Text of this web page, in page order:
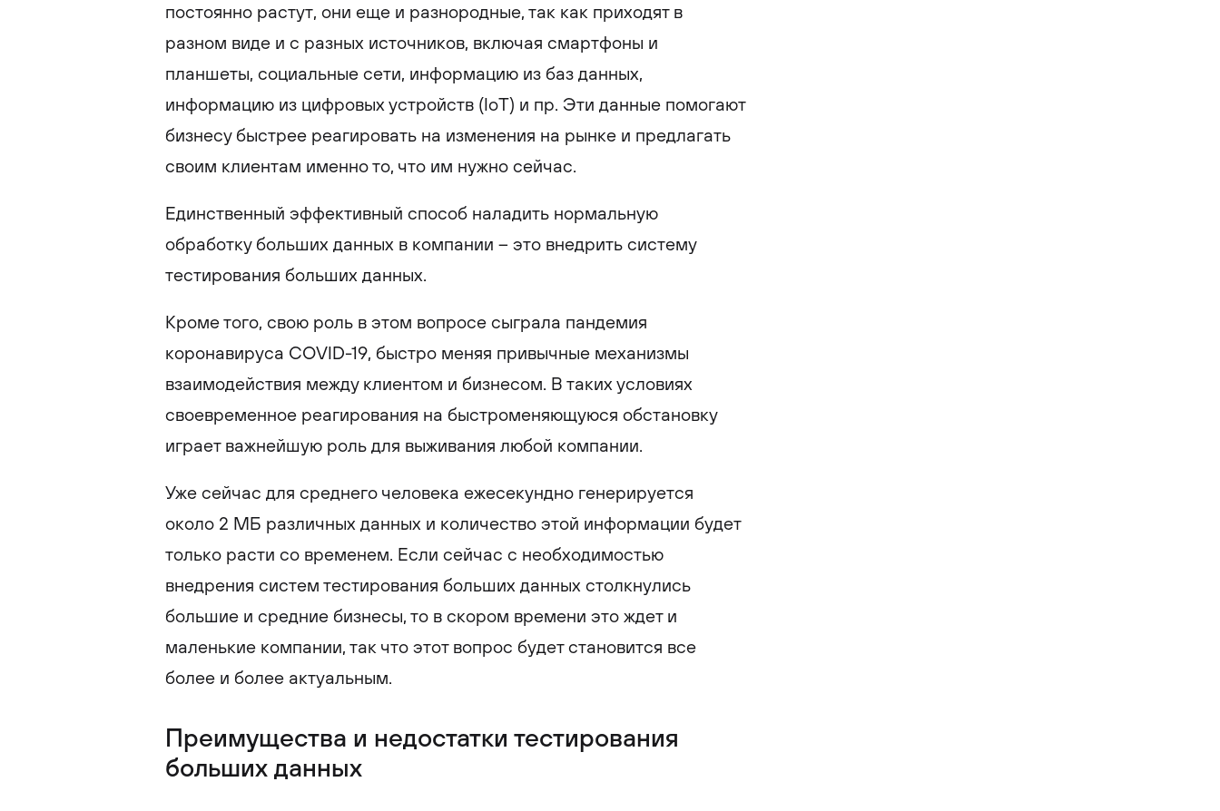
постоянно растут, они еще и разнородные, так как приходят в
разном виде и с разных источников, включая смартфоны и
планшеты, социальные сети, информацию из баз данных,
информацию из цифровых устройств (IoT) и пр. Эти данные помогают
бизнесу быстрее реагировать на изменения на рынке и предлагать
своим клиентам именно то, что им нужно сейчас.
Единственный эффективный способ наладить нормальную
обработку больших данных в компании – это внедрить систему
тестирования больших данных.
Кроме того, свою роль в этом вопросе сыграла пандемия
коронавируса COVID-19, быстро меняя привычные механизмы
взаимодействия между клиентом и бизнесом. В таких условиях
своевременное реагирования на быстроменяющуюся обстановку
играет важнейшую роль для выживания любой компании.
Уже сейчас для среднего человека ежесекундно генерируется
около 2 МБ различных данных и количество этой информации будет
только расти со временем. Если сейчас с необходимостью
внедрения систем тестирования больших данных столкнулись
большие и средние бизнесы, то в скором времени это ждет и
маленькие компании, так что этот вопрос будет становится все
более и более актуальным.
Преимущества и недостатки тестирования
больших данных